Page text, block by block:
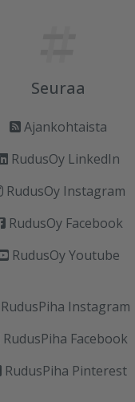
Seuraa
Ajankohtaista
RudusOy LinkedIn
RudusOy Instagram
RudusOy Facebook
RudusOy Youtube
RudusPiha Instagram
RudusPiha Facebook
RudusPiha Pinterest